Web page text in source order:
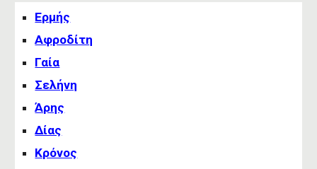
Ερμής
Αφροδίτη
Γαία
Σελήνη
Άρης
Δίας
Κρόνος